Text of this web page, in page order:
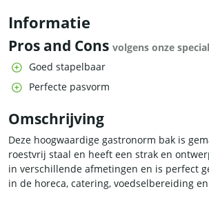
Informatie
Pros and Cons volgens onze
Goed stapelbaar
Perfecte pasvorm
Omschrijving
Deze hoogwaardige gastronorm bak is
roestvrij staal en heeft een strak en
in verschillende afmetingen en is perfect
in de horeca, catering, voedselbereiding